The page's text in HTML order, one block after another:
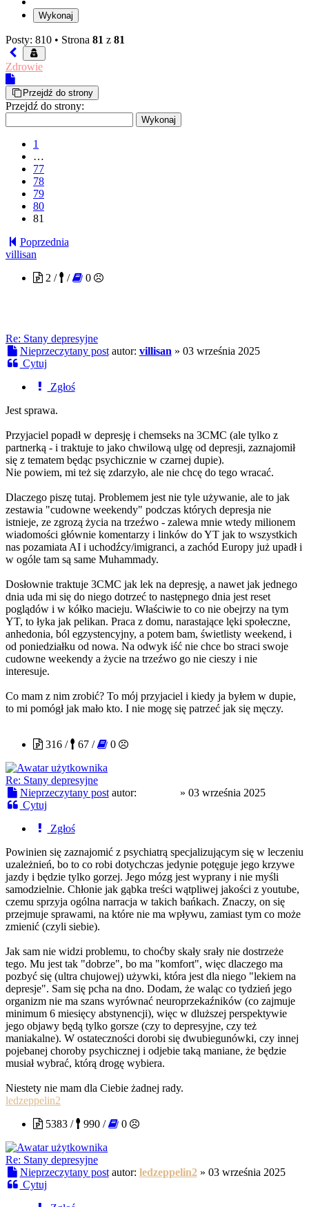
Posty: 810 • Strona 81 z 81
Zdrowie
Przejdź do strony
Przejdź do strony:
1
…
77
78
79
80
81
Poprzednia
villisan
2 /
/ 0
Re: Stany depresyjne
Nieprzeczytany post autor: villisan » 03 września 2025
Cytuj
Zgłoś
Jest sprawa.
Przyjaciel popadł w depresję i chemseks na 3CMC (ale tylko z
partnerką - i traktuje to jako chwilową ulgę od depresji, zaznajomił
się z tematem będąc psychicznie w czarnej dupie).
Nie powiem, mi też się zdarzyło, ale nie chcę do tego wracać.
Dlaczego piszę tutaj. Problemem jest nie tyle używanie, ale to jak
zestawia "cudowne weekendy" podczas których depresja nie
istnieje, ze zgrozą życia na trzeźwo - zalewa mnie wtedy milionem
wiadomości głównie komentarzy i linków do YT jak to wszystkich
nas pozamiata AI i uchodźcy/imigranci, a zachód Europy już upadł i
w ogóle tam są same Muhammady.
Dosłownie traktuje 3CMC jak lek na depresję, a nawet jak jednego
dnia uda mi się do niego dotrzeć to następnego dnia jest reset
poglądów i w kółko macieju. Właściwie to co nie obejrzy na tym
YT, to łyka jak pelikan. Praca z domu, narastające lęki społeczne,
anhedonia, ból egzystencyjny, a potem bam, świetlisty weekend, i
od poniedziałku od nowa. Na odwyk iść nie chce bo straci swoje
cudowne weekendy a życie na trzeźwo go nie cieszy i nie
interesuje.
Co mam z nim zrobić? To mój przyjaciel i kiedy ja byłem w dupie,
to mi pomógł jak mało kto. I nie mogę się patrzeć jak się męczy.
316 /
67 / 0
Re: Stany depresyjne
Nieprzeczytany post autor: » 03 września 2025
Cytuj
Zgłoś
Powinien się zaznajomić z psychiatrą specjalizującym się w leczeniu
uzależnień, bo to co robi dotychczas jedynie potęguje jego krzywe
jazdy i będzie tylko gorzej. Jego mózg jest wyprany i nie myśli
samodzielnie. Chłonie jak gąbka treści wątpliwej jakości z youtube,
czemu sprzyja ogólna narracja w takich bańkach. Znaczy, on się
przejmuje sprawami, na które nie ma wpływu, zamiast tym co może
zmienić (czyli siebie).
Jak sam nie widzi problemu, to choćby skały srały nie dostrzeże
tego. Mu jest tak "dobrze", bo ma "komfort", więc dlaczego ma
pozbyć się (ultra chujowej) używki, która jest dla niego "lekiem na
depresje". Sam się pcha na dno. Dodam, że waląc co tydzień jego
organizm nie ma szans wyrównać neuroprzekaźników (co zajmuje
minimum 6 miesięcy abstynencji), więc w dluższej perspektywie
jego objawy będą tylko gorsze (czy to depresyjne, czy też
maniakalne). W ostateczności dorobi się dwubiegunówki, czy innej
pojebanej choroby psychicznej i odjebie taką maniane, że będzie
musiał wybrać, którą drogę wybiera.
Niestety nie mam dla Ciebie żadnej rady.
ledzeppelin2
5383 /
990 / 0
Re: Stany depresyjne
Nieprzeczytany post autor: ledzeppelin2» 03 września 2025
Cytuj